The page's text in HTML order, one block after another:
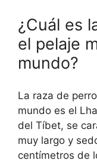
¿Cuál es
el pelaje
mundo?
La raza de
mundo es el
del Tíbet, se
muy largo y
centímetros de